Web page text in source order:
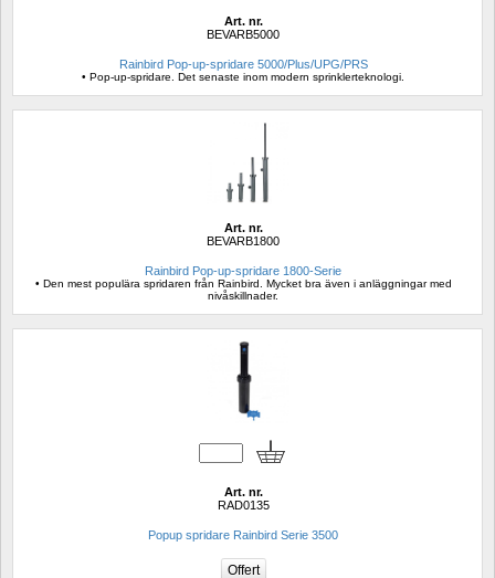
Art. nr.
BEVARB5000
Rainbird Pop-up-spridare 5000/Plus/UPG/PRS
• Pop-up-spridare. Det senaste inom modern sprinklerteknologi.
Art. nr.
BEVARB1800
Rainbird Pop-up-spridare 1800-Serie
• Den mest populära spridaren från Rainbird. Mycket bra även i anläggningar med
nivåskillnader.
Art. nr.
RAD0135
Popup spridare Rainbird Serie 3500